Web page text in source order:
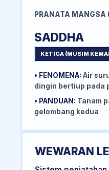
PRANATA MANGSA
SADDHA
KETIGA (MUSIM
• FENOMENA: Air
dingin bertiup pada
• PANDUAN: Tanam
gelombang kedua
WEWARAN